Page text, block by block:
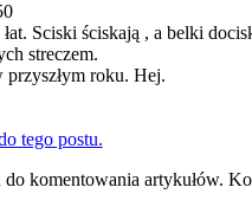
Sciski ściskają , a belki
streczem.
roku. Hej.
tego postu.
komentowania artykułów.